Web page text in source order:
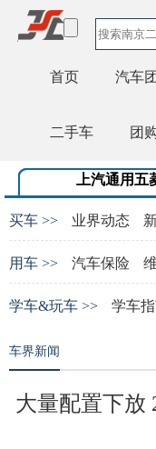
首页 汽车
二手车 团
上汽通用五
买车 >> 业界动态
用车 >> 汽车保险
学车&玩车 >> 学车
车界新闻
大量配置下放